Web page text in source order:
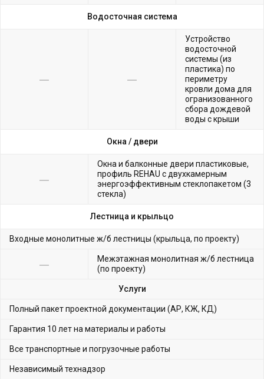
Водосточная система
Устройство
водосточной
системы (из
пластика) по
периметру
кровли дома для
огранизованного
сбора дождевой
воды с крыши
Окна / двери
Окна и балконные двери пластиковые,
профиль REHAU с двухкамерным
энергоэффективным стеклопакетом (3
стекла)
Лестница и крыльцо
Входные монолитные ж/б лестницы (крыльца, по проекту)
Межэтажная монолитная ж/б лестница
(по проекту)
Услуги
Полный пакет проектной документации (АР, КЖ, КД)
Гарантия 10 лет на материалы и работы
Все транспортные и погрузочные работы
Независимый технадзор